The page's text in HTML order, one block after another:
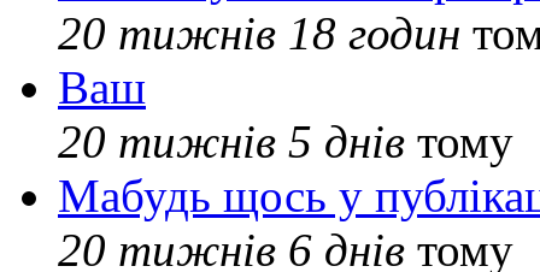
20 тижнів 18 годин
Ваш
20 тижнів 5 днів тому
Мабудь щось у
20 тижнів 6 днів тому